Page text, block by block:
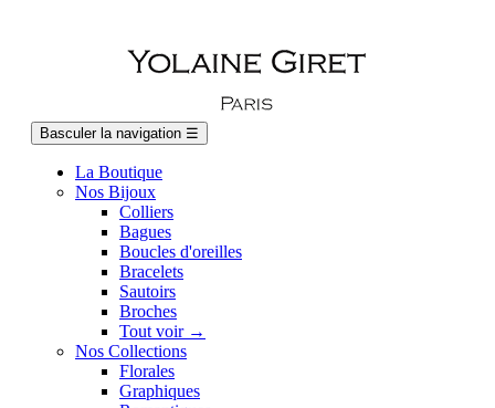
Basculer la navigation ☰
La Boutique
Nos Bijoux
Colliers
Bagues
Boucles d'oreilles
Bracelets
Sautoirs
Broches
Tout voir →
Nos Collections
Florales
Graphiques